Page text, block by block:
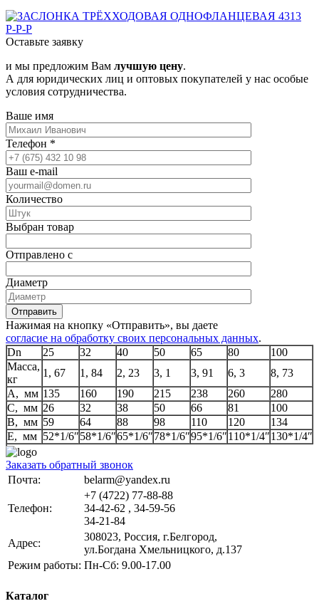
Оставьте заявку
и мы предложим Вам лучшую цену.
А для юридических лиц и оптовых покупателей у нас особые
условия сотрудничества.
Ваше имя
Телефон *
Ваш e-mail
Количество
Выбран товар
Отправлено с
Диаметр
Отправить
Нажимая на кнопку «Отправить», вы даете
согласие на обработку своих персональных данных.
Dn
25 32 40 50 65 80
100
Масса,
кг
1, 67 1, 84 2, 23 3, 1 3, 91 6, 3
8, 73
А, мм 135 160 190 215 238 260
280
С, мм 26 32 38 50 66 81
100
В, мм 59 64 88 98 110 120
134
Е, мм 52*1/6ʺ58*1/6ʺ65*1/6ʺ78*1/6ʺ95*1/6ʺ110*1/4ʺ130*1/4ʺ
Заказать обратный звонок
Почта:
belarm@yandex.ru
Телефон:
+7 (4722) 77-88-88
34-42-62 , 34-59-56
34-21-84
Адрес:
308023, Россия, г.Белгород,
ул.Богдана Хмельницкого, д.137
Режим работы: Пн-Сб: 9.00-17.00
Каталог